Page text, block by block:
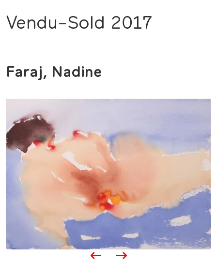
Vendu-Sold 2017
Faraj, Nadine